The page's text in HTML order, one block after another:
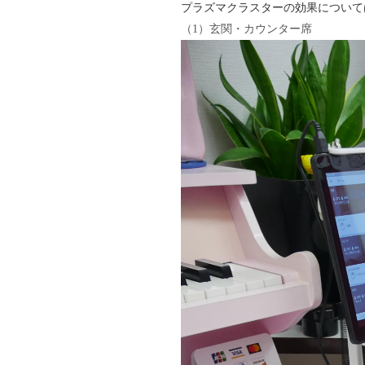
プラズマクラスターの効果につい
（1）玄関・カウンター席